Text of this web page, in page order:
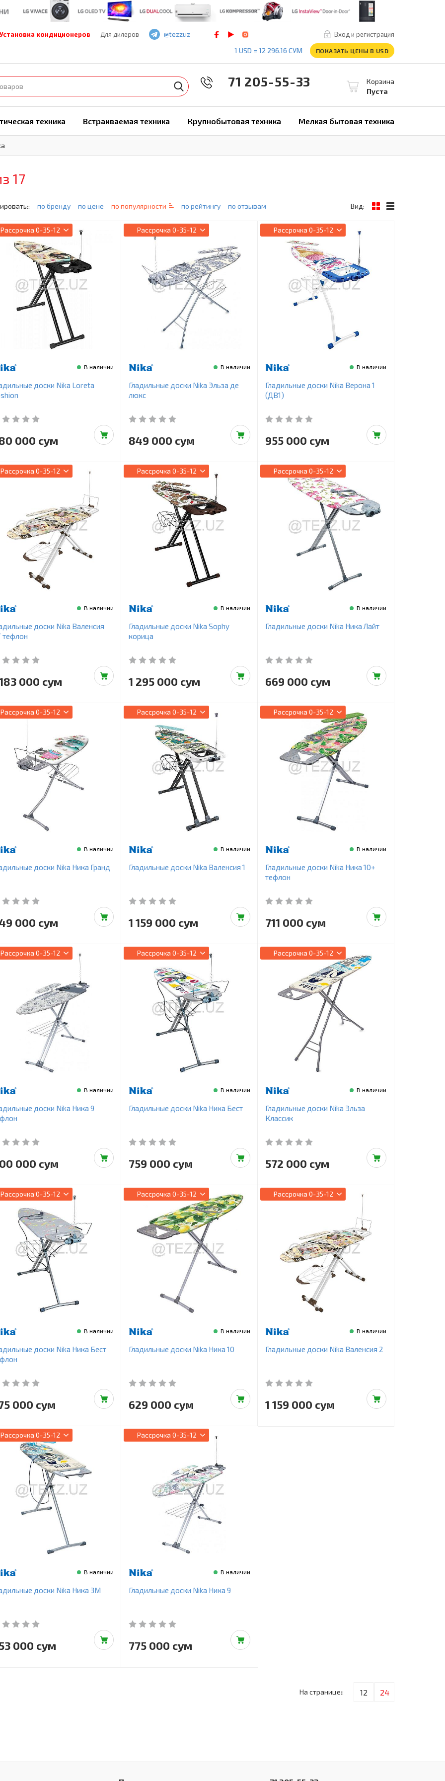
Установка кондиционеров Для дилеров Вход и регистрация
@tezzuz
1 USD = 12 296.16 СУМ
ПОКАЗАТЬ ЦЕНЫ В USD
Корзина
Пуста
71 205-55-33
техника Встраиваемая техника Крупнобытовая техника Мелкая бытовая техника
17
по бренду по цене по популярности по рейтингу по отзывам Вид:
Рассрочка 0-35-12
В наличии
доски Nika Loreta
000 сум
Рассрочка 0-35-12
В наличии
Гладильные доски Nika Эльза де
люкс
849 000 сум
Рассрочка 0-35-12
В наличии
Гладильные доски Nika Верона 1
(ДВ1)
955 000 сум
Рассрочка 0-35-12
В наличии
доски Nika Валенсия
тефлон
000 сум
Рассрочка 0-35-12
В наличии
Гладильные доски Nika Sophy
корица
1 295 000 сум
Рассрочка 0-35-12
В наличии
Гладильные доски Nika Ника Лайт
669 000 сум
Рассрочка 0-35-12
В наличии
доски Nika Ника Гранд
000 сум
Рассрочка 0-35-12
В наличии
Гладильные доски Nika Валенсия 1
1 159 000 сум
Рассрочка 0-35-12
В наличии
Гладильные доски Nika Ника 10+
тефлон
711 000 сум
Рассрочка 0-35-12
В наличии
доски Nika Ника 9
000 сум
Рассрочка 0-35-12
В наличии
Гладильные доски Nika Ника Бест
759 000 сум
Рассрочка 0-35-12
В наличии
Гладильные доски Nika Эльза
Классик
572 000 сум
Рассрочка 0-35-12
В наличии
доски Nika Ника Бест
000 сум
Рассрочка 0-35-12
В наличии
Гладильные доски Nika Ника 10
629 000 сум
Рассрочка 0-35-12
В наличии
Гладильные доски Nika Валенсия 2
1 159 000 сум
Рассрочка 0-35-12
В наличии
доски Nika Ника 3М
000 сум
Рассрочка 0-35-12
В наличии
Гладильные доски Nika Ника 9
775 000 сум
На странице:: 12 24